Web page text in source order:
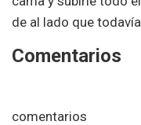
de al lado que
Comentarios
comentarios